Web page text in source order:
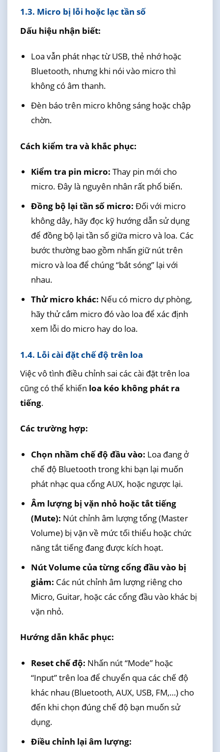
1.3. Micro bị lỗi hoặc lạc tần số
Dấu hiệu nhận biết:
Loa vẫn phát nhạc từ USB, thẻ nhớ hoặc
Bluetooth, nhưng khi nói vào micro thì
không có âm thanh.
Đèn báo trên micro không sáng hoặc chập
chờn.
Cách kiểm tra và khắc phục:
Kiểm tra pin micro: Thay pin mới cho
micro. Đây là nguyên nhân rất phổ biến.
Đồng bộ lại tần số micro: Đối với micro
không dây, hãy đọc kỹ hướng dẫn sử dụng
để đồng bộ lại tần số giữa micro và loa. Các
bước thường bao gồm nhấn giữ nút trên
micro và loa để chúng “bắt sóng” lại với
nhau.
Thử micro khác: Nếu có micro dự phòng,
hãy thử cắm micro đó vào loa để xác định
xem lỗi do micro hay do loa.
1.4. Lỗi cài đặt chế độ trên loa
Việc vô tình điều chỉnh sai các cài đặt trên loa
cũng có thể khiến loa kéo không phát ra
tiếng.
Các trường hợp:
Chọn nhầm chế độ đầu vào: Loa đang ở
chế độ Bluetooth trong khi bạn lại muốn
phát nhạc qua cổng AUX, hoặc ngược lại.
Âm lượng bị vặn nhỏ hoặc tắt tiếng
(Mute): Nút chỉnh âm lượng tổng (Master
Volume) bị vặn về mức tối thiểu hoặc chức
năng tắt tiếng đang được kích hoạt.
Nút Volume của từng cổng đầu vào bị
giảm: Các nút chỉnh âm lượng riêng cho
Micro, Guitar, hoặc các cổng đầu vào khác bị
vặn nhỏ.
Hướng dẫn khắc phục:
Reset chế độ: Nhấn nút “Mode” hoặc
“Input” trên loa để chuyển qua các chế độ
khác nhau (Bluetooth, AUX, USB, FM,…) cho
đến khi chọn đúng chế độ bạn muốn sử
dụng.
Điều chỉnh lại âm lượng: